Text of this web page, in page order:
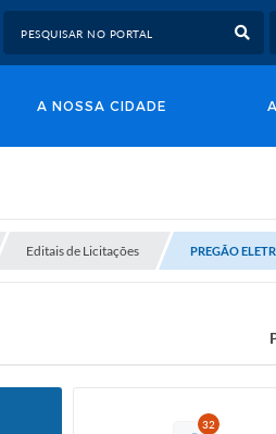
A NOSSA CIDADE
Editais de Licitações PREGÃO
32